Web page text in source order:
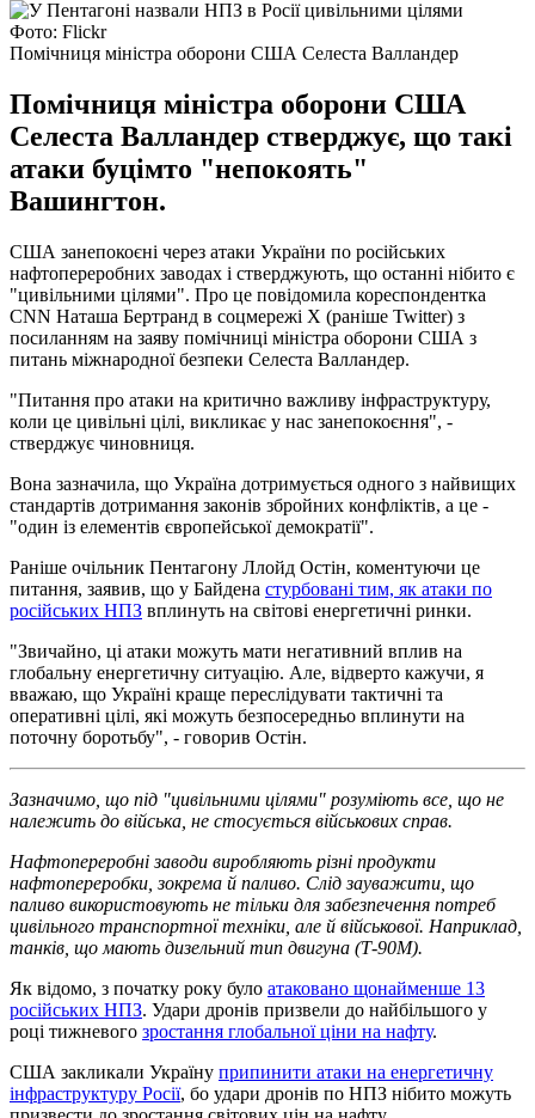
Фото: Flickr
Помічниця міністра оборони США Селеста Валландер
Помічниця міністра оборони США
Селеста Валландер стверджує, що такі
атаки буцімто "непокоять"
Вашингтон.
США занепокоєні через атаки України по російських
нафтопереробних заводах і стверджують, що останні нібито є
"цивільними цілями". Про це повідомила кореспондентка
CNN Наташа Бертранд в соцмережі Х (раніше Twitter) з
посиланням на заяву помічниці міністра оборони США з
питань міжнародної безпеки Селеста Валландер.
"Питання про атаки на критично важливу інфраструктуру,
коли це цивільні цілі, викликає у нас занепокоєння", -
стверджує чиновниця.
Вона зазначила, що Україна дотримується одного з найвищих
стандартів дотримання законів збройних конфліктів, а це -
"один із елементів європейської демократії".
Раніше очільник Пентагону Ллойд Остін, коментуючи це
питання, заявив, що у Байдена стурбовані тим, як атаки по
російських НПЗ вплинуть на світові енергетичні ринки.
"Звичайно, ці атаки можуть мати негативний вплив на
глобальну енергетичну ситуацію. Але, відверто кажучи, я
вважаю, що Україні краще переслідувати тактичні та
оперативні цілі, які можуть безпосередньо вплинути на
поточну боротьбу", - говорив Остін.
Зазначимо, що під "цивільними цілями" розуміють все, що не
належить до війська, не стосується військових справ.
Нафтопереробні заводи виробляють різні продукти
нафтопереробки, зокрема й паливо. Слід зауважити, що
паливо використовують не тільки для забезпечення потреб
цивільного транспортної техніки, але й військової. Наприклад,
танків, що мають дизельний тип двигуна (Т-90М).
Як відомо, з початку року було атаковано щонайменше 13
російських НПЗ. Удари дронів призвели до найбільшого у
році тижневого зростання глобальної ціни на нафту.
США закликали Україну припинити атаки на енергетичну
інфраструктуру Росії, бо удари дронів по НПЗ нібито можуть